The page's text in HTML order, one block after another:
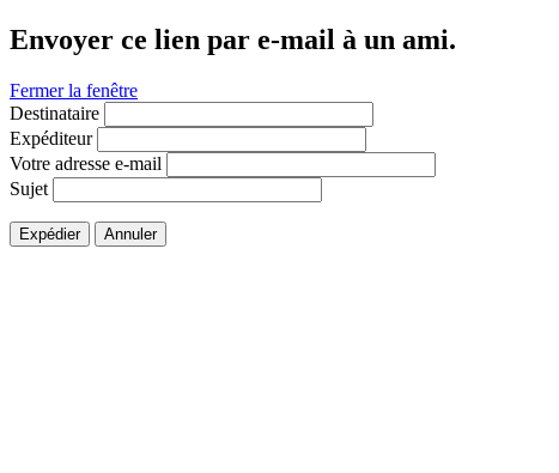
Envoyer ce lien par e-mail à un ami.
Fermer la fenêtre
Destinataire
Expéditeur
Votre adresse e-mail
Sujet
Expédier Annuler